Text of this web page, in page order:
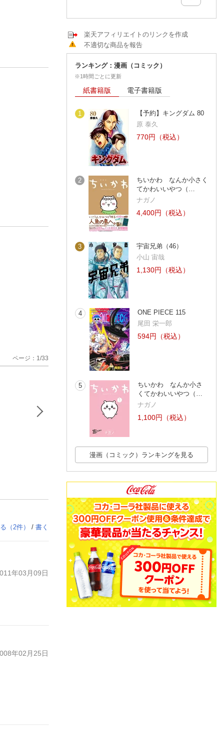
ページ：1/33
（2件） / 書く
年03月09日
年02月25日
楽天アフィリエイトのリンクを作成
不適切な商品を報告
ランキング：漫画（コミック）
※1時間ごとに更新
紙書籍版 電子書籍版
1
【予約】キングダム 80
原 泰久
770円（税込）
2
ちいかわ なんか小さく
てかわいいやつ（…
ナガノ
4,400円（税込）
3
宇宙兄弟（46）
小山 宙哉
1,130円（税込）
4
ONE PIECE 115
尾田 栄一郎
594円（税込）
5
ちいかわ なんか小さ
くてかわいいやつ（…
ナガノ
1,100円（税込）
漫画（コミック）ランキングを見る